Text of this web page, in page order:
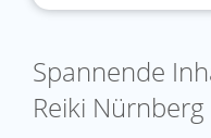
Spannende
Reiki Nürnberg